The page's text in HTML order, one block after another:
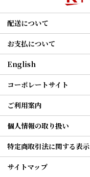
配送について
お支払について
English
コーポレートサイト
ご利用案内
個人情報の取り扱い
特定商取引法に関する表示
サイトマップ